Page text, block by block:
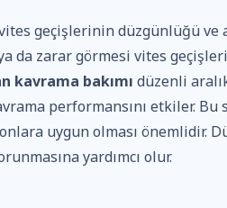
geçişlerinin düzgünlüğü ve
da zarar görmesi vites
kavrama bakımı düzenli
performansını etkiler.
uygun olması önemlidir.
yardımcı olur.